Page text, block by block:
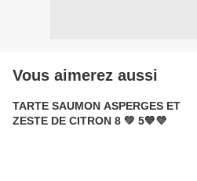
Vous aimerez aussi
TARTE SAUMON ASPERGES ET
ZESTE DE CITRON 8 💚 5💙💜